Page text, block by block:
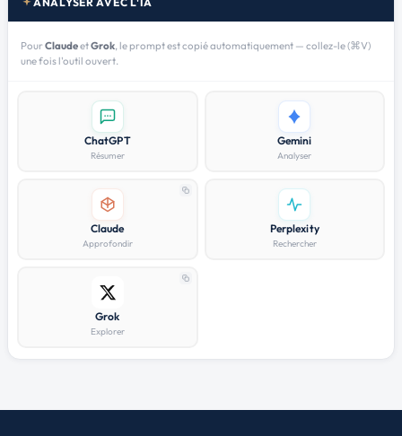
PourClaudeetGrok, le prompt est copié automatiquement — collez-le (⌘V)
une fois l'outil ouvert.
ChatGPT
Résumer
Gemini
Analyser
Claude
Approfondir
Perplexity
Rechercher
Grok
Explorer